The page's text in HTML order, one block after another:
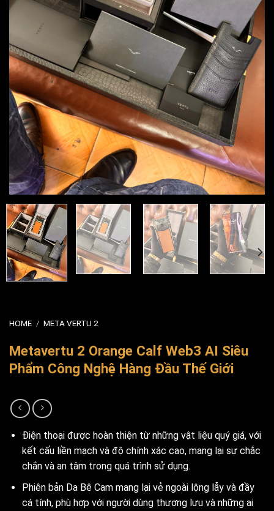
HOME / META VERTU 2
Metavertu 2 Orange Calf Web3 AI Siêu
Phẩm Công Nghệ Hàng Đầu Thế Giới
Điện thoại được hoàn thiện từ những vật liệu quý giá, với
kết cấu liền mạch và độ chính xác cao, mang lại sự chắc
chắn và an tâm trong quá trình sử dụng.
Phiên bản Da Bê Cam mang lại vẻ ngoài lộng lẫy và đầy
cá tính, phù hợp với người dùng thượng lưu và những ai